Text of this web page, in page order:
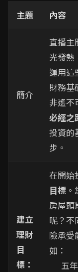
主題
內容
簡介
直播主
光發熱
運用這
財務基
非遙不
必經之
投資的
步。
建立
理財
目
標：
在開始
目標
房屋頭
呢？不
險承受
如：
五